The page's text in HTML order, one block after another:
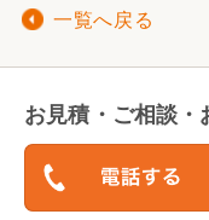
一覧へ戻る
お見積・ご相談・